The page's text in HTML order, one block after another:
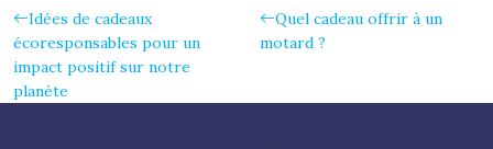
Idées de cadeaux
écoresponsables pour un
impact positif sur notre
planète
Quel cadeau offrir à un
motard ?